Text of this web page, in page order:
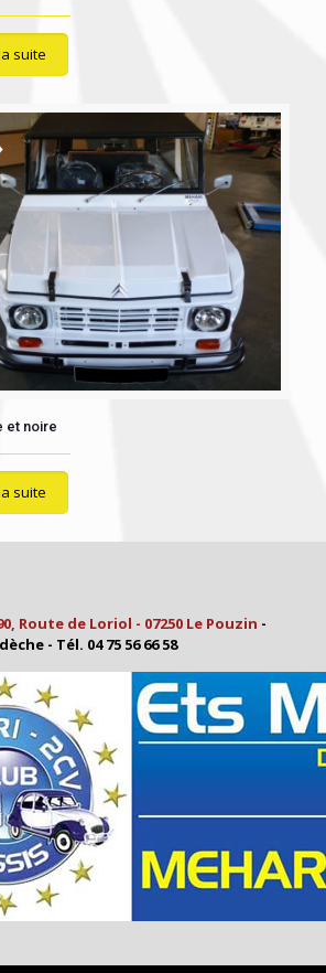
suite
et noire
suite
Route de Loriol - 07250 Le Pouzin -
- Tél. 04 75 56 66 58